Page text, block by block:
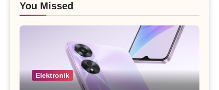
You Missed
Elektronik